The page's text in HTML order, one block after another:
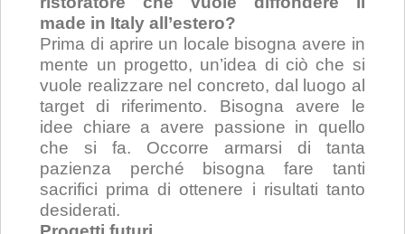
made in Italy all’estero?
Prima di aprire un locale bisogna avere in
mente un progetto, un’idea di ciò che si
vuole realizzare nel concreto, dal luogo al
target di riferimento. Bisogna avere le
idee chiare a avere passione in quello
che si fa. Occorre armarsi di tanta
pazienza perché bisogna fare tanti
sacrifici prima di ottenere i risultati tanto
desiderati.